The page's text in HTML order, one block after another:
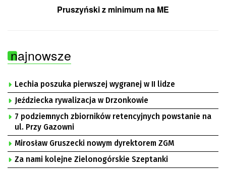
Pruszyński z minimum na ME
najnowsze
Lechia poszuka pierwszej wygranej w II lidze
Jeździecka rywalizacja w Drzonkowie
7 podziemnych zbiorników retencyjnych powstanie na
ul. Przy Gazowni
Mirosław Gruszecki nowym dyrektorem ZGM
Za nami kolejne Zielonogórskie Szeptanki